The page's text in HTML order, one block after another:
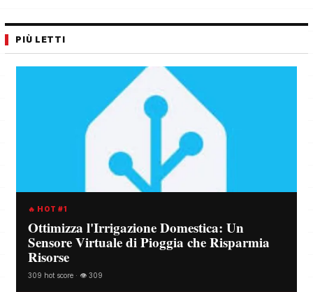
PIÙ LETTI
🔥 HOT #1
Ottimizza l'Irrigazione Domestica: Un
Sensore Virtuale di Pioggia che Risparmia
Risorse
309 hot score · 👁️ 309